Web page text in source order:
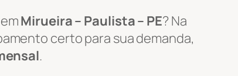
emMirueira – Paulista – PE? Na
certo para sua demanda,
.